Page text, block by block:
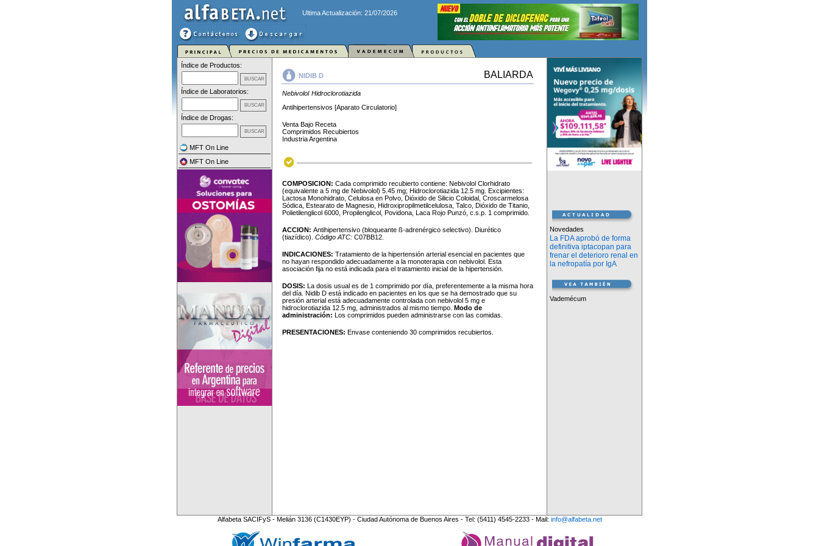
Ultima Actualización: 21/07/2026
Índice de Productos:
Índice de Laboratorios:
Índice de Drogas:
MFT On Line
MFT On Line
NIDIB D BALIARDA
Nebivolol Hidroclorotiazida
Antihipertensivos [Aparato Circulatorio]
Venta Bajo Receta
Comprimidos Recubiertos
Industria Argentina
COMPOSICION: Cada comprimido recubierto contiene: Nebivolol Clorhidrato
(equivalente a 5 mg de Nebivolol) 5.45 mg; Hidroclorotiazida 12.5 mg. Excipientes:
Lactosa Monohidrato, Celulosa en Polvo, Dióxido de Silicio Coloidal, Croscarmelosa
Sódica, Estearato de Magnesio, Hidroxipropilmetilcelulosa, Talco, Dióxido de Titanio,
Polietilenglicol 6000, Propilenglicol, Povidona, Laca Rojo Punzó, c.s.p. 1 comprimido.
ACCION: Antihipertensivo (bloqueante ß-adrenérgico selectivo). Diurético
(tiazídico). Código ATC: C07BB12.
INDICACIONES: Tratamiento de la hipertensión arterial esencial en pacientes que
no hayan respondido adecuadamente a la monoterapia con nebivolol. Esta
asociación fija no está indicada para el tratamiento inicial de la hipertensión.
DOSIS: La dosis usual es de 1 comprimido por día, preferentemente a la misma hora
del día. Nidib D está indicado en pacientes en los que se ha demostrado que su
presión arterial está adecuadamente controlada con nebivolol 5 mg e
hidroclorotiazida 12.5 mg, administrados al mismo tiempo. Modo de
administración: Los comprimidos pueden administrarse con las comidas.
PRESENTACIONES: Envase conteniendo 30 comprimidos recubiertos.
Novedades
La FDA aprobó de forma
definitiva iptacopan para
frenar el deterioro renal en
la nefropatía por IgA
Vademécum
Alfabeta SACIFyS - Melián 3136 (C1430EYP) - Ciudad Autónoma de Buenos Aires - Tel: (5411) 4545-2233 - Mail: info@alfabeta.net